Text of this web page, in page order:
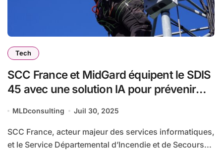
Tech
SCC France et MidGard équipent le SDIS
45 avec une solution IA pour prévenir
MLDconsulting Juil 30, 2025
SCC France, acteur majeur des services informatiques,
et le Service Départemental d’Incendie et de Secours...